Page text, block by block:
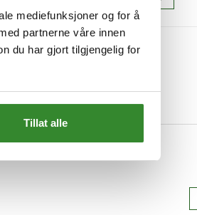
mediefunksjoner og for å
partnerne våre innen
du har gjort tilgjengelig for
Tillat alle